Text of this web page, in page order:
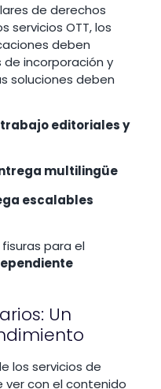
de derechos
servicios OTT, los
deben
incorporación y
soluciones deben
editoriales y
multilingüe
escalables
para el
Un
los servicios de
ver con el contenido